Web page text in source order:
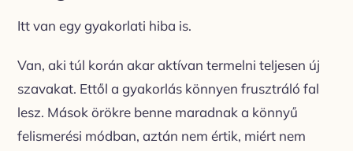
Itt van egy gyakorlati hiba is.
Van, aki túl korán akar aktívan termelni teljesen új
szavakat. Ettől a gyakorlás könnyen frusztráló fal
lesz. Mások örökre benne maradnak a könnyű
felismerési módban, aztán nem értik, miért nem